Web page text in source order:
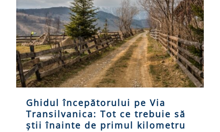
Ghidul începătorului pe Via
Transilvanica: Tot ce trebuie să
știi înainte de primul kilometru